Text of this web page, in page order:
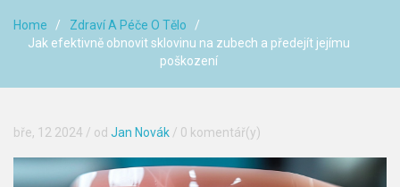
Home
Zdraví A Péče O Tělo
Jak efektivně obnovit sklovinu na zubech a předejít jejímu
poškození
bře, 12 2024 / od Jan Novák / 0 komentář(y)